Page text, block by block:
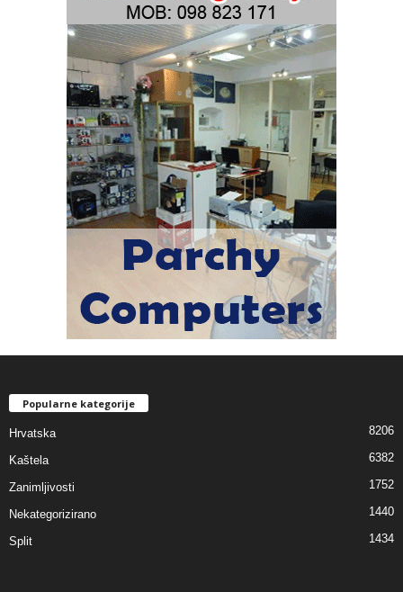
Popularne kategorije
Hrvatska 8206
Kaštela 6382
Zanimljivosti 1752
Nekategorizirano 1440
Split 1434